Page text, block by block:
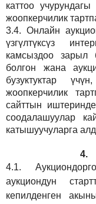
каттоо
жоопкерчилик
3.4.Онлайн
үзгүлтүксүз
камсыздоозарыл
болгон жана
бузуктуктар
жоопкерчилик
сайттын
соодалашуулар
катышуучуларга
4.
4.1.
аукциондун
кепилденген